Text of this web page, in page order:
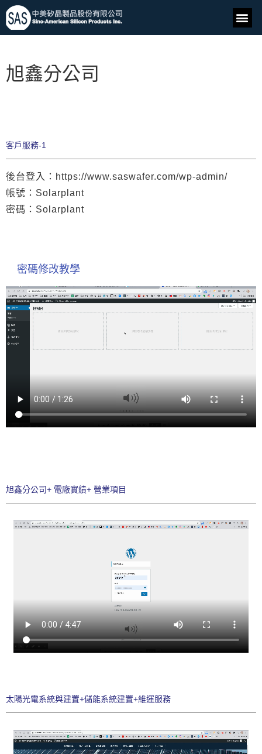
旭鑫分公司
客戶服務-1
後台登入：https://www.saswafer.com/wp-admin/
帳號：Solarplant
密碼：Solarplant
密碼修改教學
旭鑫分公司+ 電廠實績+ 營業項目
太陽光電系統與建置+儲能系統建置+維運服務